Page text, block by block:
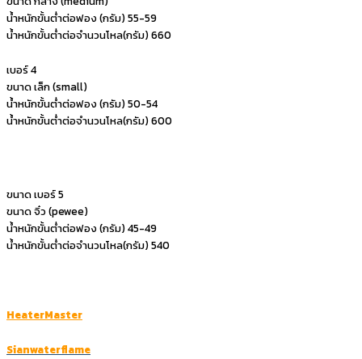
น้ำหนักขั้นต่ำต่อฟอง (กรัม) 55-59
น้ำหนักขั้นต่ำต่อจำนวนโหล(กรัม) 660
เบอร์ 4
ขนาด เล็ก (small)
น้ำหนักขั้นต่ำต่อฟอง (กรัม) 50-54
น้ำหนักขั้นต่ำต่อจำนวนโหล(กรัม) 600
ขนาด เบอร์ 5
ขนาด จิ๋ว (pewee)
น้ำหนักขั้นต่ำต่อฟอง (กรัม) 45-49
น้ำหนักขั้นต่ำต่อจำนวนโหล(กรัม) 540
HeaterMaster
Sianwaterflame